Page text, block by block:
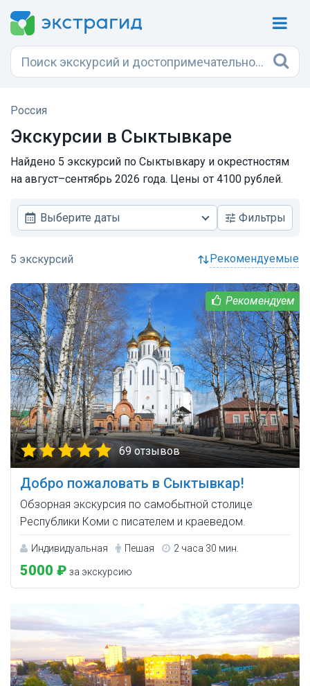
Россия
Экскурсии в Сыктывкаре
Найдено 5 экскурсий по Сыктывкару и окрестностям
на август–сентябрь 2026 года. Цены от 4100 рублей.
Выберите даты Фильтры
рекомендуемые
69 отзывов
Добро пожаловать в Сыктывкар!
Обзорная экскурсия по самобытной столице
Республики Коми с писателем и краеведом.
Индивидуальная Пешая 2 часа 30 мин.
5000 ₽ за экскурсию